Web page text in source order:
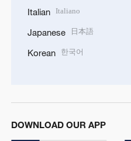
Italian Italiano
Japanese 日本語
Korean 한국어
DOWNLOAD OUR APP